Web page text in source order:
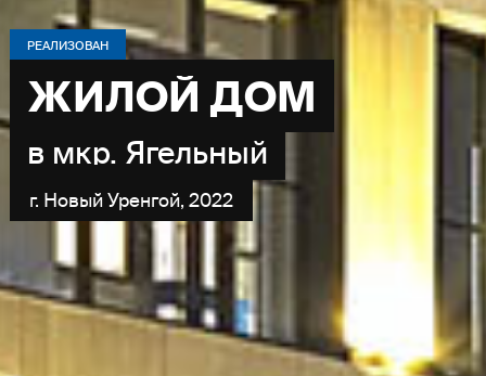
РЕАЛИЗОВАН
ЖИЛОЙ ДОМ
в мкр. Ягельный
г. Новый Уренгой, 2022